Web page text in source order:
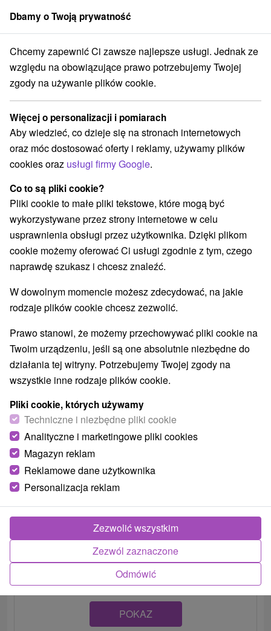
członek grupySorger
Apartmány Východné Slovensko Prešovský kraj Lendak
Apartmány Lendak
Kategorie
Wszystkie kategorie
Apartmány(2)
Chaty na prenájom(1) Penzióny
Wybierz lokalizację lub datę
WSZYSTKO NAJTAŃSZE NAJDROŻSZE NA
Apartmán Grich Lendak
Lendak
Ubytovanie v podkroví rodinného domu, v podtatranskej
obci Lendak, so samostatným vchodom. K dispozícii sú
tri...
POKAZ
Dbamy o Twoją prywatność
Chcemy zapewnić Ci zawsze najlepsze usługi. Jednak ze
względu na obowiązujące prawo potrzebujemy Twojej
zgody na używanie plików cookie.
Więcej o personalizacji i pomiarach
Aby wiedzieć, co dzieje się na stronach internetowych
oraz móc dostosować oferty i reklamy, używamy plików
cookies oraz usługi firmy Google.
Co to są pliki cookie?
Pliki cookie to małe pliki tekstowe, które mogą być
wykorzystywane przez strony internetowe w celu
usprawnienia obsługi przez użytkownika. Dzięki plikom
cookie możemy oferować Ci usługi zgodnie z tym, czego
naprawdę szukasz i chcesz znaleźć.
W dowolnym momencie możesz zdecydować, na jakie
rodzaje plików cookie chcesz zezwolić.
Prawo stanowi, że możemy przechowywać pliki cookie na
Twoim urządzeniu, jeśli są one absolutnie niezbędne do
działania tej witryny. Potrzebujemy Twojej zgody na
wszystkie inne rodzaje plików cookie.
Pliki cookie, których używamy
Techniczne i niezbędne pliki cookie
Analityczne i marketingowe pliki cookies
Magazyn reklam
Reklamowe dane użytkownika
Personalizacja reklam
Odmówić
Zezwól zaznaczone
Zezwolić wszystkim